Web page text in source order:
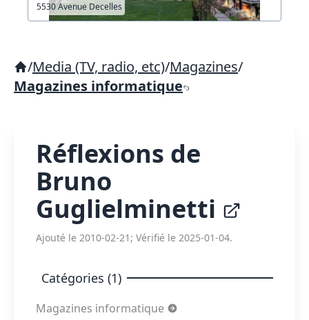
5530 Avenue Decelles
/Media (TV, radio, etc)/Magazines/
Magazines informatique
Réflexions de
Bruno
Guglielminetti
Ajouté le 2010-02-21; Vérifié le 2025-01-04.
Catégories (1)
Magazines informatique